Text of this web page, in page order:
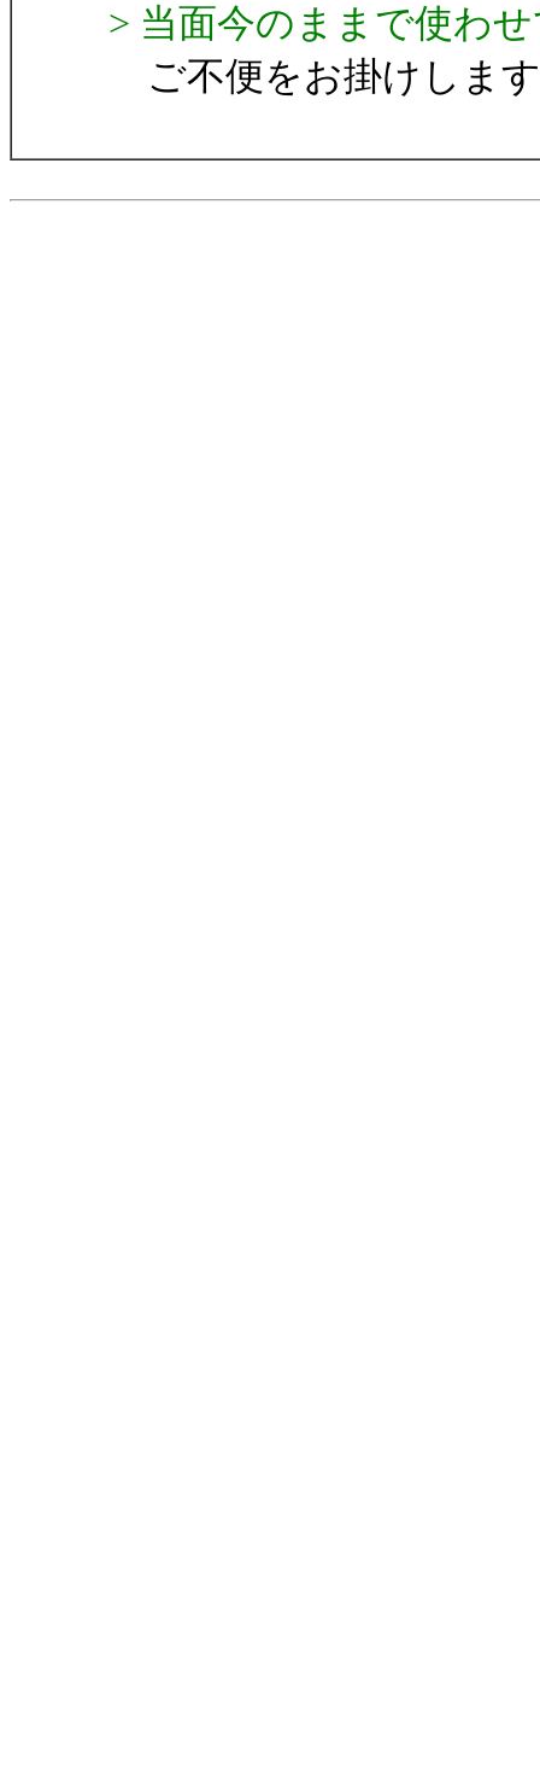
> 当面今のままで使わ
ご不便をお掛けしま